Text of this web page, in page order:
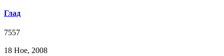
Глад
7557
18 Ное, 2008